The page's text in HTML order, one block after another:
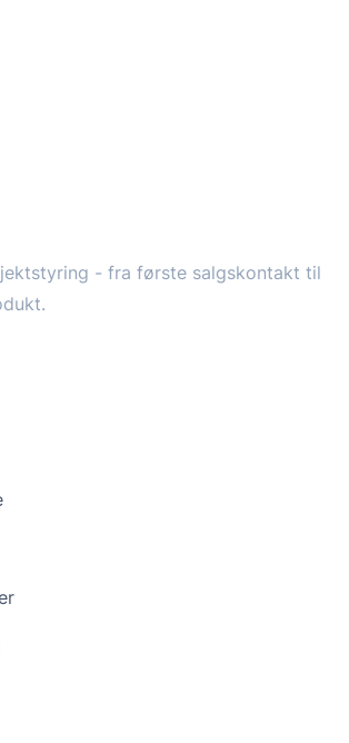
- fra første salgskontakt til